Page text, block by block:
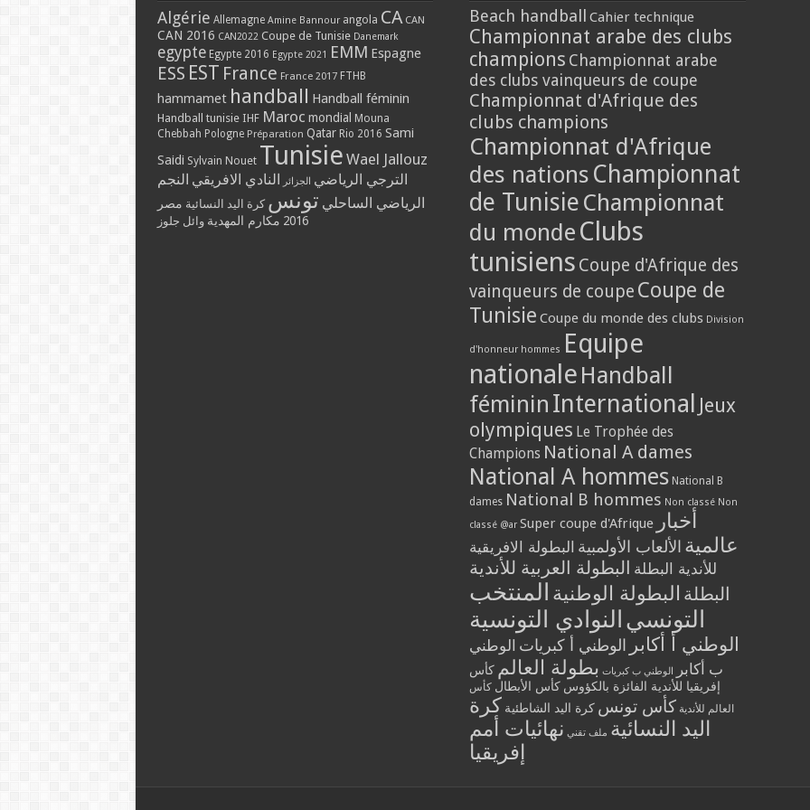
Algérie Allemagne Amine Bannour angola CA CAN
CAN 2016 CAN2022 Coupe de Tunisie Danemark
egypte Egypte 2016 Egypte 2021 EMM Espagne
ESS EST France France 2017 FTHB
hammamet handball Handball féminin
Handball tunisie IHF Maroc mondial Mouna
Chebbah Pologne Préparation Qatar Rio 2016 Sami
Saidi Sylvain Nouet Tunisie Wael Jallouz
الترجي الرياضي الجزائر النادي الافريقي النجم
الرياضي الساحلي تونس كرة اليد النسائية مصر
2016 مكارم المهدية وائل جلوز
Beach handball Cahier technique
Championnat arabe des clubs
champions Championnat arabe
des clubs vainqueurs de coupe
Championnat d'Afrique des
clubs champions
Championnat d'Afrique
des nations Championnat
de Tunisie Championnat
du monde Clubs
tunisiens Coupe d'Afrique des
vainqueurs de coupe Coupe de
Tunisie Coupe du monde des clubs Division
d'honneur hommes Equipe
nationale Handball
féminin International Jeux
olympiques Le Trophée des
Champions National A dames
National A hommes National B
dames National B hommes Non classé Non
classé @ar Super coupe d'Afrique أخبار
عالمية الألعاب الأولمبية البطولة الافريقية
للأندية البطلة البطولة العربية للأندية
البطلة البطولة الوطنية المنتخب
التونسي النوادي التونسية
الوطني أ أكابر الوطني أ كبريات الوطني
ب أكابر
الوطني ب كبريات بطولة العالم كأس
إفريقيا للأندية الفائزة بالكؤوس كأس الأبطال كأس
العالم للأندية كأس تونس كرة اليد الشاطئية كرة
اليد النسائية ملف تقني نهائيات أمم
إفريقيا